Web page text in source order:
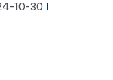
10-30